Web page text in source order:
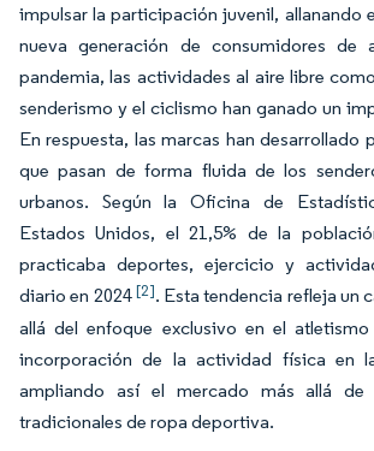
impulsar la participación juvenil, allanando
nueva generación de consumidores de
pandemia, las actividades al aire libre
senderismo y el ciclismo han ganado un
En respuesta, las marcas han desarrollado
que pasan de forma fluida de los
urbanos. Según la Oficina de
Estados Unidos, el 21,5% de la
practicaba deportes, ejercicio y
diario en 2024[2]. Esta tendencia refleja un
allá del enfoque exclusivo en el
incorporación de la actividad física en
ampliando así el mercado más allá de
tradicionales de ropa deportiva.